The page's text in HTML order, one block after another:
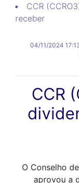
CCR
receber
04/11/2024
CCR
O Conselho
aprovou a